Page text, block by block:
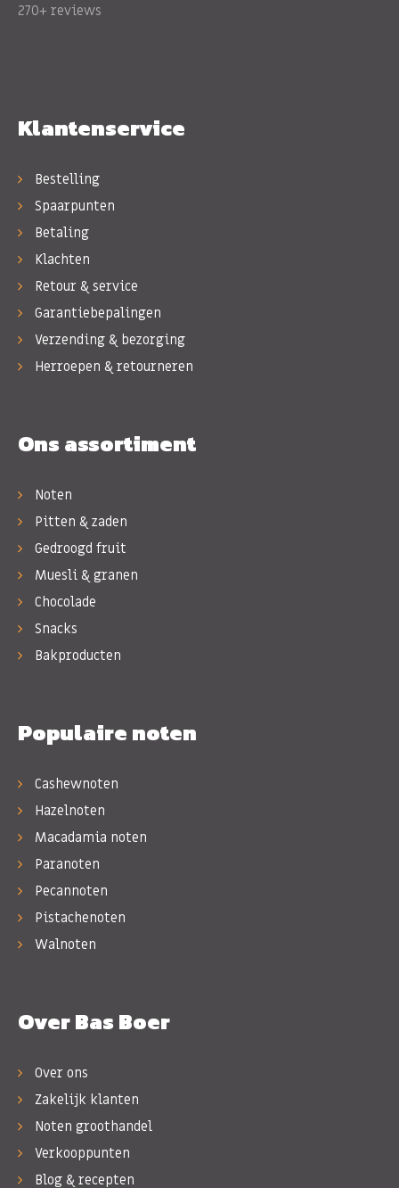
270+ reviews
Klantenservice
Bestelling
Spaarpunten
Betaling
Klachten
Retour & service
Garantiebepalingen
Verzending & bezorging
Herroepen & retourneren
Ons assortiment
Noten
Pitten & zaden
Gedroogd fruit
Muesli & granen
Chocolade
Snacks
Bakproducten
Populaire noten
Cashewnoten
Hazelnoten
Macadamia noten
Paranoten
Pecannoten
Pistachenoten
Walnoten
Over Bas Boer
Over ons
Zakelijk klanten
Noten groothandel
Verkooppunten
Blog & recepten